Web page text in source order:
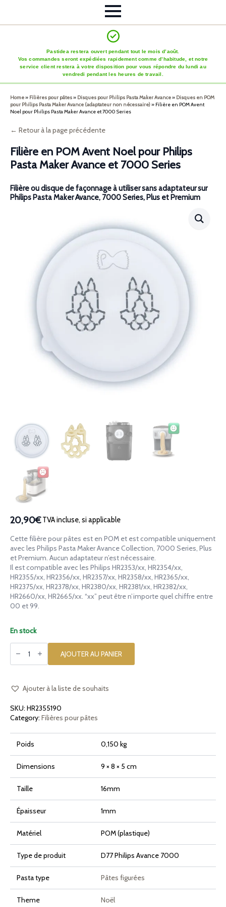
Pastidea restera ouvert pendant tout le mois d’août.
Vos commandes seront expédiées rapidement comme d’habitude, et notre
service client restera à votre disposition pour vous répondre du lundi au
vendredi pendant les heures de travail.
Home» Filières pour pâtes» Disques pour Philips Pasta Maker Avance» Disques en POM
pour Philips Pasta Maker Avance (adaptateur non nécessaire)» Filière en POM Avent
Noel pour Philips Pasta Maker Avance et 7000 Series
← Retour à la page précédente
Filière en POM Avent Noel pour Philips
Pasta Maker Avance et 7000 Series
Filière ou disque de façonnage à utiliser sans adaptateur sur
Philips Pasta Maker Avance, 7000 Series, Plus et Premium
20,90€TVA incluse, si applicable
Cette filière pour pâtes est en POM et est compatible uniquement
avec les Philips Pasta Maker Avance Collection, 7000 Series, Plus
et Premium. Aucun adaptateur n’est nécessaire.
Il est compatible avec les Philips HR2353/xx, HR2354/xx,
HR2355/xx, HR2356/xx, HR2357/xx, HR2358/xx, HR2365/xx,
HR2375/xx, HR2378/xx, HR2380/xx, HR2381/xx, HR2382/xx,
HR2660/xx, HR2665/xx. “xx” peut être n’importe quel chiffre entre
00 et 99.
En stock
quantité
de
en
Noel
Pasta
Maker
Avance
et
Series
AJOUTER AU PANIER
Ajouter à la liste de souhaits
SKU: HR2355190
Category: Filières pour pâtes
Poids 0,150 kg
Dimensions 9 × 8 × 5 cm
Taille 16mm
Épaisseur 1mm
Matériel POM (plastique)
Type de produit D77 Philips Avance 7000
Pasta type Pâtes figurées
Theme Noël